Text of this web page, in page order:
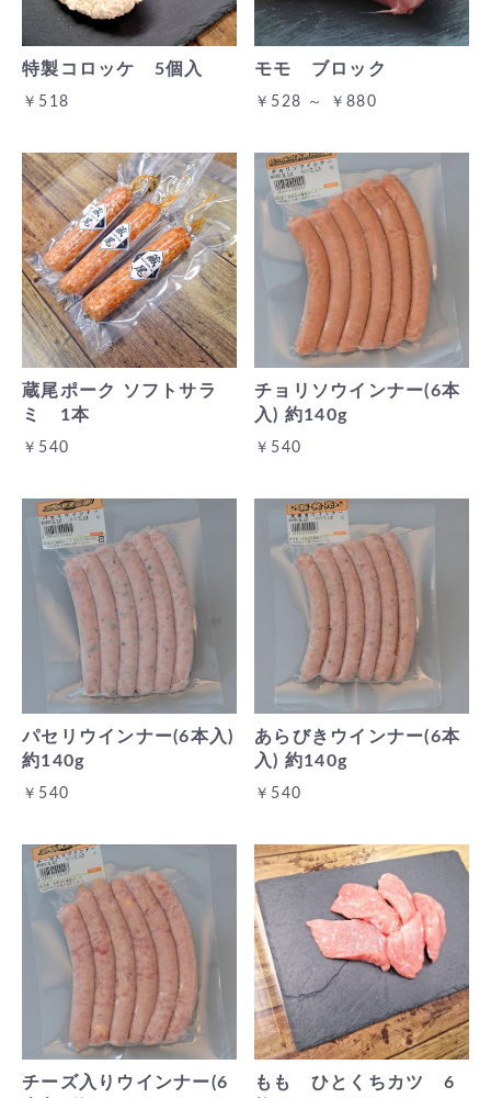
特製コロッケ 5個入
￥518
モモ ブロック
￥528 ～ ￥880
蔵尾ポーク ソフトサラ
ミ 1本
￥540
チョリソウインナー(6本
入) 約140g
￥540
パセリウインナー(6本入)
約140g
￥540
あらびきウインナー(6本
入) 約140g
￥540
チーズ入りウインナー(6 もも ひとくちカツ 6